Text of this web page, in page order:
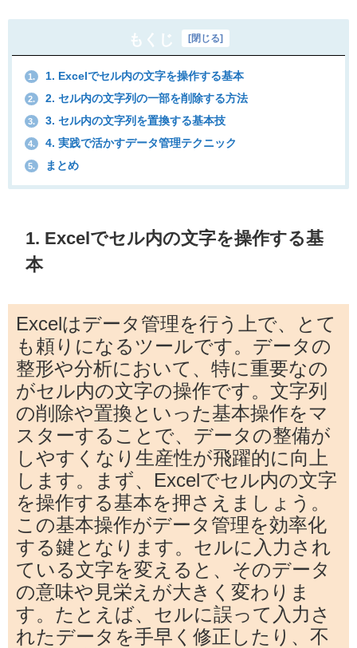
もくじ [閉じる]
1. 1. Excelでセル内の文字を操作する基本
2. 2. セル内の文字列の一部を削除する方法
3. 3. セル内の文字列を置換する基本技
4. 4. 実践で活かすデータ管理テクニック
5. まとめ
1. Excelでセル内の文字を操作する基
本
Excelはデータ管理を行う上で、とて
も頼りになるツールです。データの
整形や分析において、特に重要なの
がセル内の文字の操作です。文字列
の削除や置換といった基本操作をマ
スターすることで、データの整備が
しやすくなり生産性が飛躍的に向上
します。まず、Excelでセル内の文字
を操作する基本を押さえましょう。
この基本操作がデータ管理を効率化
する鍵となります。セルに入力され
ている文字を変えると、そのデータ
の意味や見栄えが大きく変わりま
す。たとえば、セルに誤って入力さ
れたデータを手早く修正したり、不